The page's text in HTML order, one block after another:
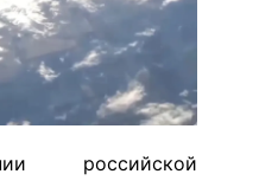
российской